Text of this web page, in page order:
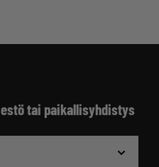
tai paikallisyhdistys